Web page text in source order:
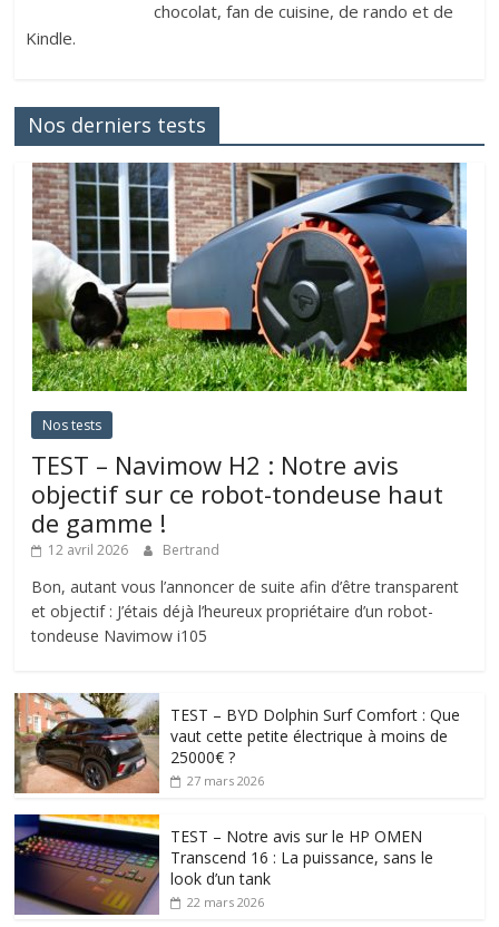
chocolat, fan de cuisine, de rando et de
Kindle.
Nos derniers tests
Nos tests
TEST – Navimow H2 : Notre avis
objectif sur ce robot-tondeuse haut
de gamme !
12 avril 2026 Bertrand
Bon, autant vous l’annoncer de suite afin d’être transparent
et objectif : J’étais déjà l’heureux propriétaire d’un robot-
tondeuse Navimow i105
TEST – BYD Dolphin Surf Comfort : Que
vaut cette petite électrique à moins de
25000€ ?
27 mars 2026
TEST – Notre avis sur le HP OMEN
Transcend 16 : La puissance, sans le
look d’un tank
22 mars 2026